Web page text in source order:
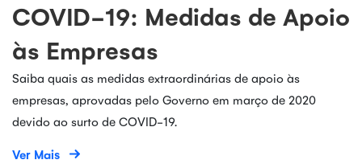
COVID-19: Medidas de Apoio
às Empresas
Saiba quais as medidas extraordinárias de apoio às
empresas, aprovadas pelo Governo em março de 2020
devido ao surto de COVID-19.
Ver Mais